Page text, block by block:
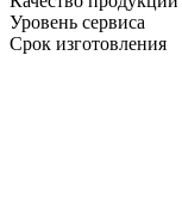
Уровень сервиса
Срок изготовления